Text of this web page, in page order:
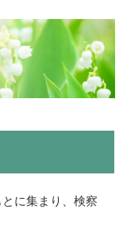
に集まり、検察